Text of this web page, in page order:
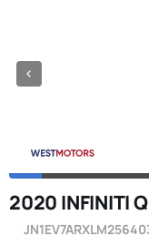
2020 INFINITI